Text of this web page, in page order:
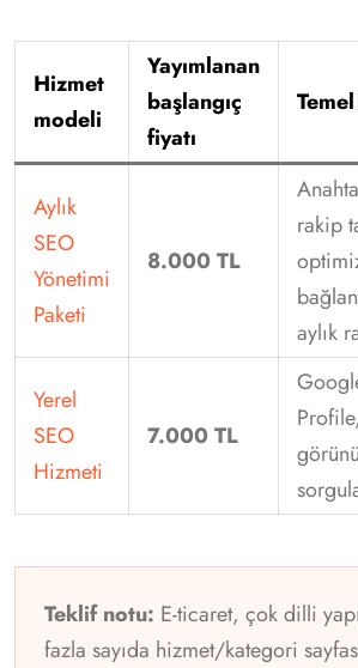
Hizmet
modeli
Yayımlanan
başlangıç
fiyatı
Aylık
SEO
Yönetimi
Paketi
8.000 TL
rakip
aylık
Yerel
SEO
Hizmeti
7.000 TL
Teklif notu: E-ticaret, çok dilli
fazla sayıda hizmet/kategori